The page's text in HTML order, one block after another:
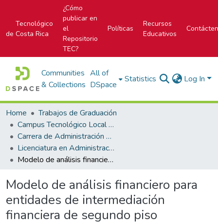
Tecnológico
de Costa Rica
¿Cómo
publicar en
el
Repositorio
TEC?
Políticas
Recursos
Educativos
Communities
& Collections
All of
DSpace
Statistics Log In
Home
Trabajos de Graduación
Campus Tecnológico Local San José
Carrera de Administración de Empresa
Licenciatura en Administración de Empresas
Modelo de análisis financiero para entidades de intermediación financiera de segundo piso
Modelo de análisis financiero para
entidades de intermediación
financiera de segundo piso